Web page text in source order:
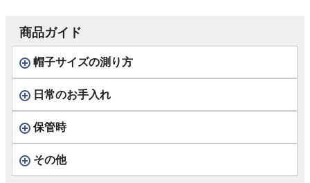
商品ガイド
帽子サイズの測り方
日常のお手入れ
保管時
その他